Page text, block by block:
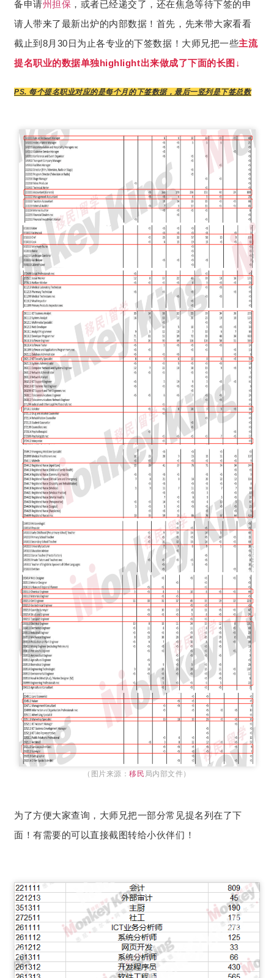
备申请州担保 ，或者已经递交了，还在焦急等待下签的申
请人带来了最新出炉的内部数据！首先，先来带大家看看
截止到8月30日为止各专业的下签数据！大师兄把一些主流
提名职业的数据单独highlight出来做成了下面的长图↓
PS. 每个提名职业对应的是每个月的下签数据，最后一竖列是下签总数
（图片来源：移民 局内部文件）
为了方便大家查询，大师兄把一部分常见提名列在了下
面！有需要的可以直接截图转给小伙伴们！